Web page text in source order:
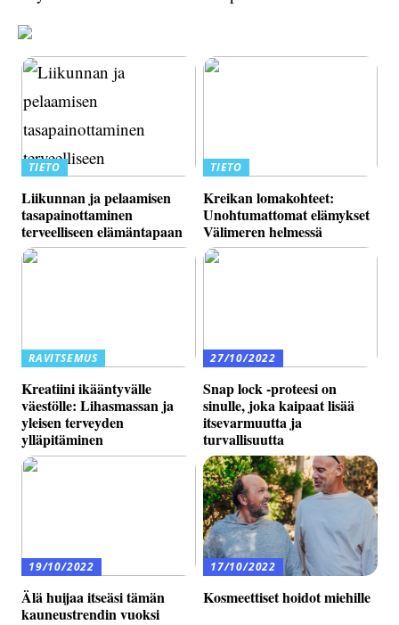
TIETO
Liikunnan ja pelaamisen
tasapainottaminen
terveelliseen elämäntapaan
TIETO
Kreikan lomakohteet:
Unohtumattomat elämykset
Välimeren helmessä
RAVITSEMUS
Kreatiini ikääntyvälle
väestölle: Lihasmassan ja
yleisen terveyden
ylläpitäminen
27/10/2022
Snap lock -proteesi on
sinulle, joka kaipaat lisää
itsevarmuutta ja
turvallisuutta
19/10/2022
Älä huijaa itseäsi tämän
kauneustrendin vuoksi
17/10/2022
Kosmeettiset hoidot miehille